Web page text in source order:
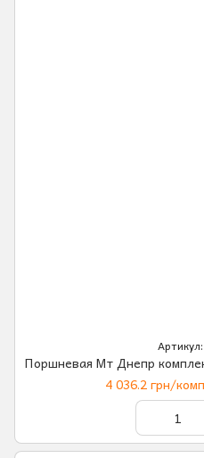
Поршневая Мт Днепр
4 036.2 грн/